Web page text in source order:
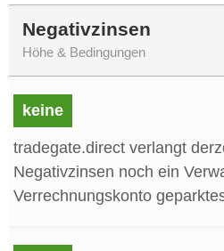
Negativzinsen
Höhe & Bedingungen
keine
tradegate.direct verlangt
Negativzinsen noch ein
Verrechnungskonto